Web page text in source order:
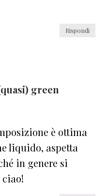
Rispondi
green
è ottima
liquido, aspetta
in genere si